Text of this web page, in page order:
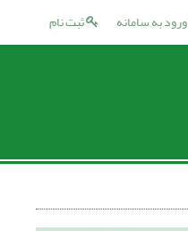
ثبت نام ورود به سامانه